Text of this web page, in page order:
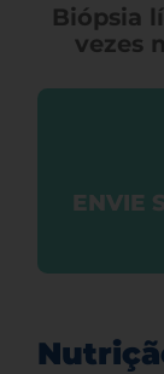
Biópsia
vezes
ENVIE